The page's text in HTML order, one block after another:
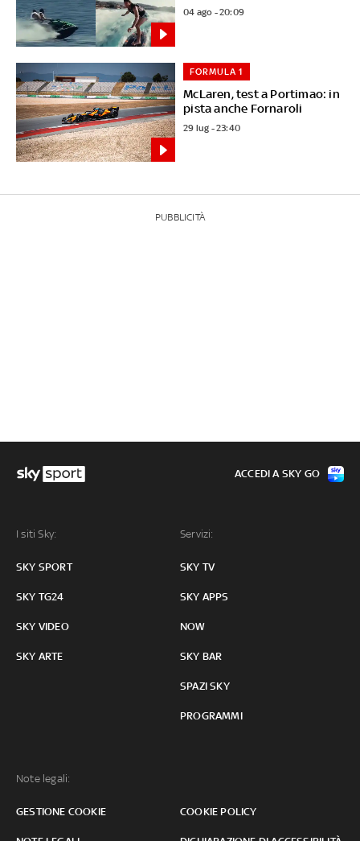
04 ago - 20:09
McLaren, test a Portimao: in
pista anche Fornaroli
FORMULA 1
29 lug - 23:40
PUBBLICITÀ
I siti Sky:
SKY SPORT
SKY TG24
SKY VIDEO
SKY ARTE
Servizi:
SKY TV
SKY APPS
NOW
SKY BAR
SPAZI SKY
PROGRAMMI
Note legali:
GESTIONE COOKIE COOKIE POLICY
ACCEDI A SKY GO